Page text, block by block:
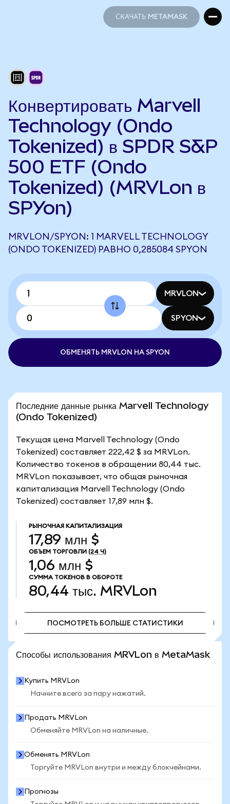
СКАЧАТЬ METAMASK
Конвертировать Marvell
Technology (Ondo
Tokenized) в SPDR S&P
500 ETF (Ondo
Tokenized) (MRVLon в
SPYon)
MRVLON/SPYON: 1 MARVELL TECHNOLOGY
(ONDO TOKENIZED) РАВНО 0,285084 SPYON
MRVLON
SPYON
ОБМЕНЯТЬ MRVLON НА SPYON
Последние данные рынка Marvell Technology
(Ondo Tokenized)
Текущая цена Marvell Technology (Ondo
Tokenized) составляет 222,42 $ за MRVLon.
Количество токенов в обращении 80,44 тыс.
MRVLon показывает, что общая рыночная
капитализация Marvell Technology (Ondo
Tokenized) составляет 17,89 млн $.
РЫНОЧНАЯ КАПИТАЛИЗАЦИЯ
17,89 млн $
ОБЪЕМ ТОРГОВЛИ (24 Ч)
1,06 млн $
СУММА ТОКЕНОВ В ОБОРОТЕ
80,44 тыс. MRVLon
ПОСМОТРЕТЬ БОЛЬШЕ СТАТИСТИКИ
Способы использования MRVLon в MetaMask
Купить MRVLon
Начните всего за пару нажатий.
Продать MRVLon
Обменяйте MRVLon на наличные.
Обменять MRVLon
Торгуйте MRVLon внутри и между блокчейнами.
Прогнозы